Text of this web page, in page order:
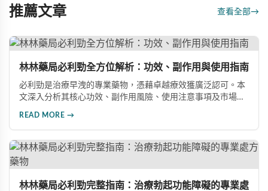
推薦文章 查看全部→
林林藥局必利勁全方位解析：功效、副作用與使用指南
必利勁是治療早洩的專業藥物，憑藉卓越療效獲廣泛認可。本
文深入分析其核心功效、副作用風險、使用注意事項及市場發
READ MORE →
林林藥局必利勁完整指南：治療勃起功能障礙的專業處